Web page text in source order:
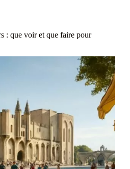
: que voir et que faire pour